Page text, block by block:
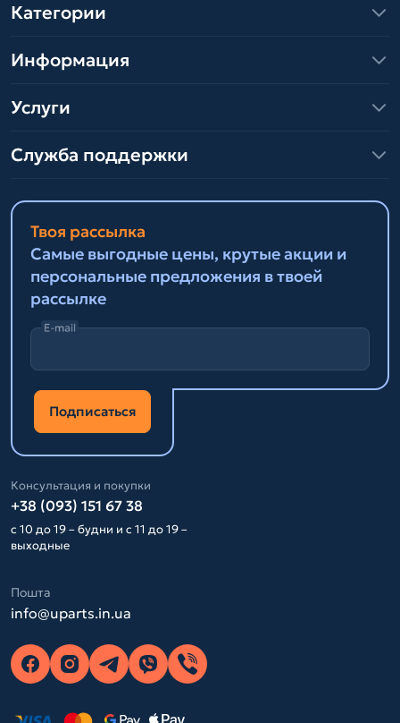
Категории
Информация
Услуги
Служба поддержки
Твоя рассылка
Самые выгодные цены, крутые акции и
персональные предложения в твоей
рассылке
E-mail
Подписаться
Консультация и покупки
+38 (093) 151 67 38
с 10 до 19 – будни и с 11 до 19 –
выходные
Пошта
info@uparts.in.ua